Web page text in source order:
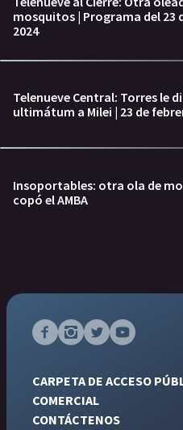
mosquitos | Programa del 23
2024
Telenueve Central: Torres le
ultimátum a Milei | 23 de
Insoportables: otra ola de
copó el AMBA
CARPETA DE ACCESO
COMERCIAL
CONTÁCTENOS